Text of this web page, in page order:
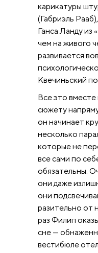
карикатуры
(Габриэль
Ганса Ланду из
чем на живого
развивается
Квечиньский
Все это
сюжету
он начинает
несколько
которые не
все сами по
обязательны.
они даже
они
разительно от
раз Филип
сне —
вестибюле